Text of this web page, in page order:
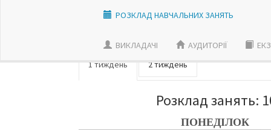
РОЗКЛАД НАВЧАЛЬНИХ ЗАНЯТЬ
ВИКЛАДАЧI АУДИТОРІЇ
1 тиждень
2 тиждень
Розклад занять:
ПОНЕДІЛОК